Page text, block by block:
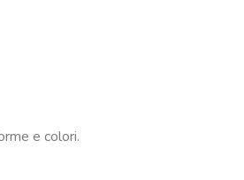
e colori.